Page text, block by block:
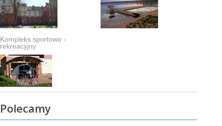
Kompleks sportowo -
rekreacyjny
Polecamy